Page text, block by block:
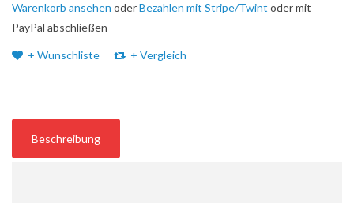
Warenkorb ansehen oderBezahlen mit Stripe/Twint oder mit
PayPal abschließen
+ Wunschliste + Vergleich
Beschreibung